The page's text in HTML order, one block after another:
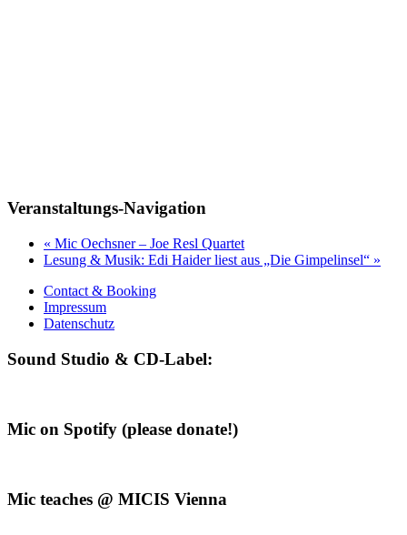
Veranstaltungs-Navigation
« Mic Oechsner – Joe Resl Quartet
Lesung & Musik: Edi Haider liest aus „Die Gimpelinsel“ »
Contact & Booking
Impressum
Datenschutz
Sound Studio & CD-Label:
Mic on Spotify (please donate!)
Mic teaches @ MICIS Vienna